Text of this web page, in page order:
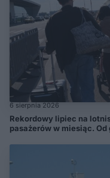
6 sierpnia 2026
Rekordowy lipiec na
pasażerów w miesiąc.